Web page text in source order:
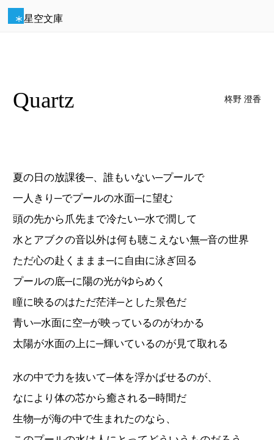
星空文庫
Quartz 柊野 澄香
夏の日の放課後─、誰もいない─プールで
一人きり─でプールの水面─に望む
頭の先から爪先まで冷たい─水で潤して
水とアブクの音以外は何も聴こえない無─音の世界
ただ心の赴くままま─に自由に泳ぎ回る
プールの底─に陽の光がゆらめく
瞳に映るのはただ茫洋─とした景色だ
青い─水面に空─が映っているのがわかる
太陽が水面の上に─輝いているのが見て取れる
水の中で力を抜いて─体を浮かばせるのが、
なにより体の芯から癒される─時間だ
生物─が海の中で生まれたのなら、